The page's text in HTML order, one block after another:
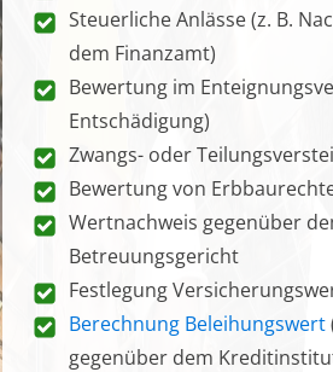
Steuerliche Anlässe (z. B.
dem Finanzamt)
Bewertung im
Entschädigung)
Zwangs- oder
Bewertung von
Wertnachweis gegenüber
Betreuungsgericht
Festlegung
Berechnung Beleihungswert
gegenüber dem